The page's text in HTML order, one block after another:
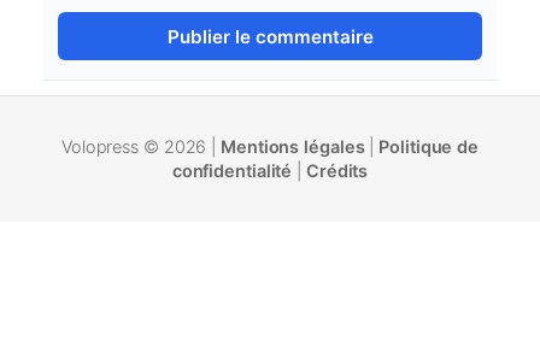
Volopress © 2026 | Mentions légales| Politique de
confidentialité
Crédits